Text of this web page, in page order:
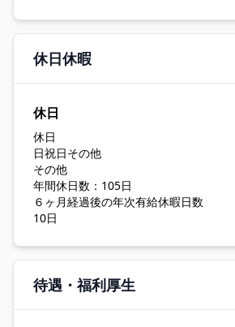
休日休暇
休日
休日
日祝日その他
その他
年間休日数：105日
６ヶ月経過後の年次有給休暇日数
10日
待遇・福利厚生